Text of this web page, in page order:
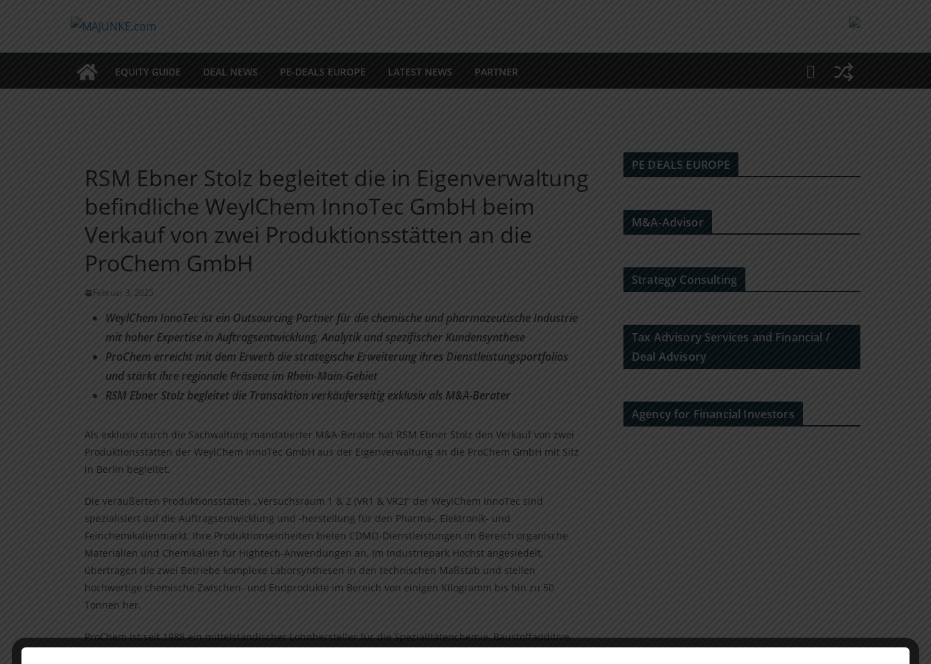
EQUITY GUIDE DEAL NEWS PE-DEALS EUROPE LATEST NEWS PARTNER
RSM Ebner Stolz begleitet die in Eigenverwaltung
befindliche WeylChem InnoTec GmbH beim
Verkauf von zwei Produktionsstätten an die
ProChem GmbH
Februar 3, 2025
WeylChem InnoTec ist ein Outsourcing Partner für die chemische und pharmazeutische Industrie
mit hoher Expertise in Auftragsentwicklung, Analytik und spezifischer Kundensynthese
ProChem erreicht mit dem Erwerb die strategische Erweiterung ihres Dienstleistungsportfolios
und stärkt ihre regionale Präsenz im Rhein-Main-Gebiet
RSM Ebner Stolz begleitet die Transaktion verkäuferseitig exklusiv als M&A-Berater
Als exklusiv durch die Sachwaltung mandatierter M&A-Berater hat RSM Ebner Stolz den Verkauf von zwei
Produktionsstätten der WeylChem InnoTec GmbH aus der Eigenverwaltung an die ProChem GmbH mit Sitz
in Berlin begleitet.
Die veräußerten Produktionsstätten „Versuchsraum 1 & 2 (VR1 & VR2)“ der WeylChem InnoTec sind
spezialisiert auf die Auftragsentwicklung und -herstellung für den Pharma-, Elektronik- und
Feinchemikalienmarkt. Ihre Produktionseinheiten bieten CDMO-Dienstleistungen im Bereich organische
Materialien und Chemikalien für Hightech-Anwendungen an. Im Industriepark Höchst angesiedelt,
übertragen die zwei Betriebe komplexe Laborsynthesen in den technischen Maßstab und stellen
hochwertige chemische Zwischen- und Endprodukte im Bereich von einigen Kilogramm bis hin zu 50
Tonnen her.
ProChem ist seit 1988 ein mittelständischer Lohnhersteller für die Spezialitätenchemie, Baustoffadditive,
PE DEALS EUROPE
M&A-Advisor
Strategy Consulting
Tax Advisory Services and Financial /
Deal Advisory
Agency for Financial Investors